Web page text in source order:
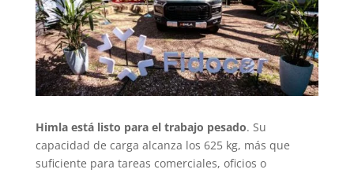
Himla está listo para el trabajo pesado. Su
capacidad de carga alcanza los 625 kg, más que
suficiente para tareas comerciales, oficios o